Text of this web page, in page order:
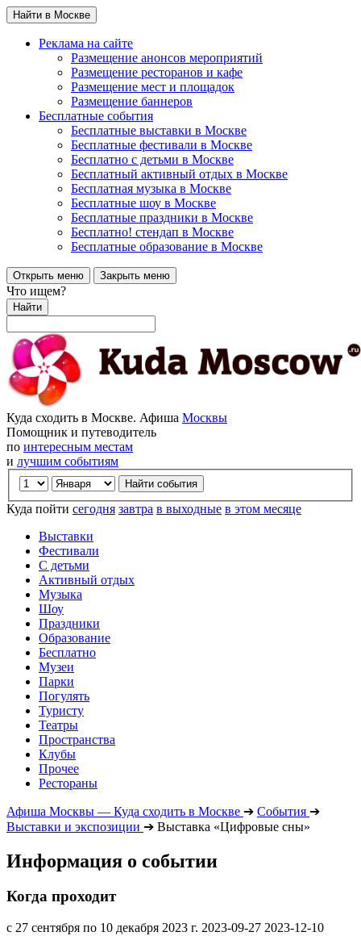
Найти в Москве
Реклама на сайте
Размещение анонсов мероприятий
Размещение ресторанов и кафе
Размещение мест и площадок
Размещение баннеров
Бесплатные события
Бесплатные выставки в Москве
Бесплатные фестивали в Москве
Бесплатно с детьми в Москве
Бесплатный активный отдых в Москве
Бесплатная музыка в Москве
Бесплатные шоу в Москве
Бесплатные праздники в Москве
Бесплатно! стендап в Москве
Бесплатные образование в Москве
Открыть меню Закрыть меню
Что ищем?
Найти
Куда сходить в Москве. Афиша Москвы
Помощник и путеводитель
по интересным местам
и лучшим событиям
Куда пойти сегодня завтра в выходные в этом месяце
Выставки
Фестивали
С детьми
Активный отдых
Музыка
Шоу
Праздники
Образование
Бесплатно
Музеи
Парки
Погулять
Туристу
Театры
Пространства
Клубы
Прочее
Рестораны
Афиша Москвы — Куда сходить в Москве ➔ События ➔
Выставки и экспозиции ➔ Выставка «Цифровые сны»
Информация о событии
Когда проходит
с 27 сентября по 10 декабря 2023 г. 2023-09-27 2023-12-10